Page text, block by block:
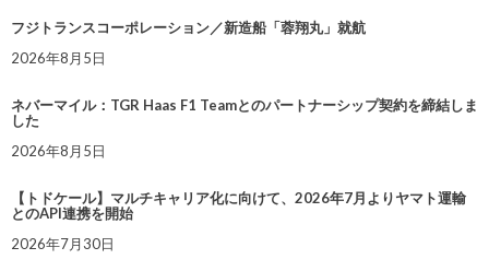
フジトランスコーポレーション／新造船「蓉翔丸」就航
2026年8月5日
ネバーマイル：TGR Haas F1 Teamとのパートナーシップ契約を締結しま
した
2026年8月5日
【トドケール】マルチキャリア化に向けて、2026年7月よりヤマト運輸
とのAPI連携を開始
2026年7月30日